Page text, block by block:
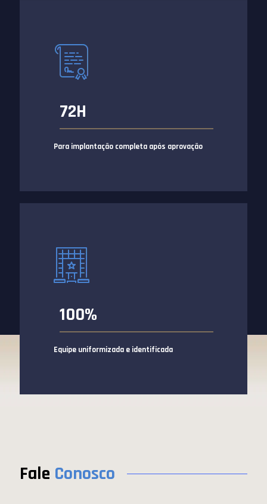
72H
Para implantação completa após aprovação
100%
Equipe uniformizada e identificada
Fale Conosco